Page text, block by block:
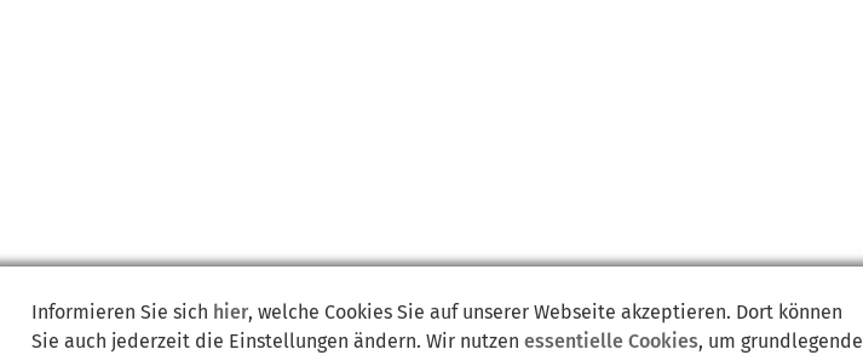
Informieren Sie sich hier, welche Cookies Sie auf unserer Webseite akzeptieren. Dort können
Sie auch jederzeit die Einstellungen ändern. Wir nutzen essentielle Cookies, um grundlegende